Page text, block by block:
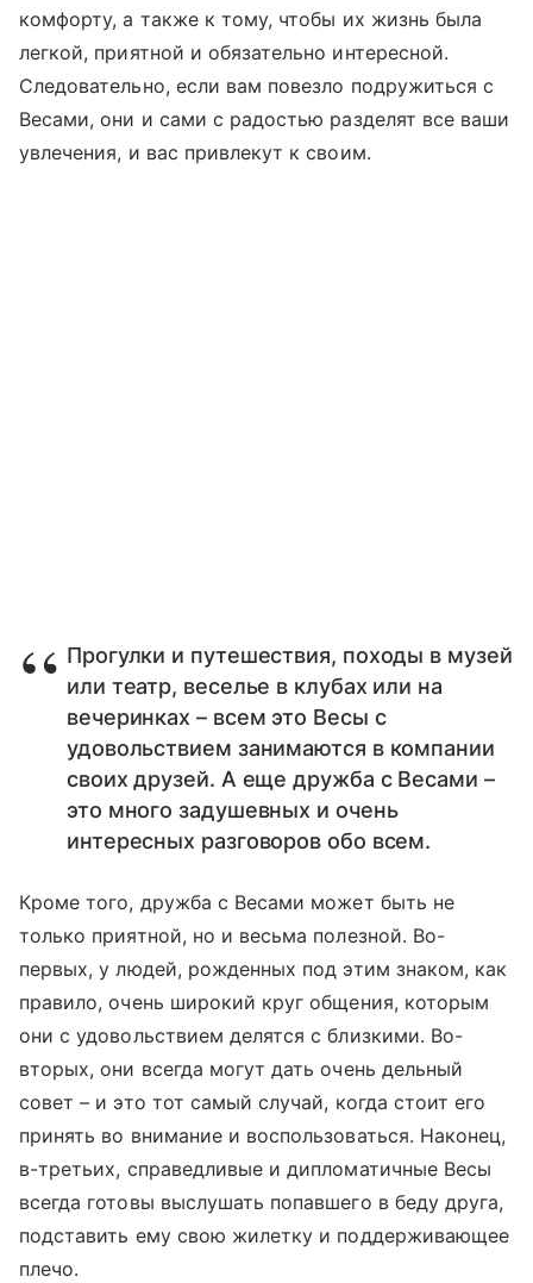
комфорту, а также к тому, чтобы их жизнь была
легкой, приятной и обязательно интересной.
Следовательно, если вам повезло подружиться с
Весами, они и сами с радостью разделят все ваши
увлечения, и вас привлекут к своим.
Прогулки и путешествия, походы в музей
или театр, веселье в клубах или на
вечеринках – всем это Весы с
удовольствием занимаются в компании
своих друзей. А еще дружба с Весами –
это много задушевных и очень
интересных разговоров обо всем.
Кроме того, дружба с Весами может быть не
только приятной, но и весьма полезной. Во-
первых, у людей, рожденных под этим знаком, как
правило, очень широкий круг общения, которым
они с удовольствием делятся с близкими. Во-
вторых, они всегда могут дать очень дельный
совет – и это тот самый случай, когда стоит его
принять во внимание и воспользоваться. Наконец,
в-третьих, справедливые и дипломатичные Весы
всегда готовы выслушать попавшего в беду друга,
подставить ему свою жилетку и поддерживающее
плечо.